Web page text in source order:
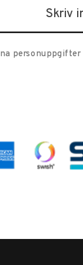
personuppgifter